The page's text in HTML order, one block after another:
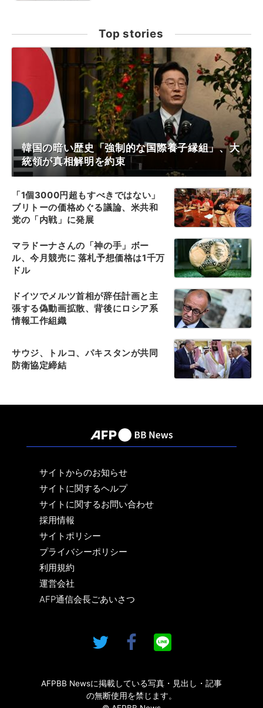
Top stories
韓国の暗い歴史「強制的な国際養子縁組」、大
統領が真相解明を約束
「1個3000円超もすべきではない」
ブリトーの価格めぐる議論、米共和
党の「内戦」に発展
マラドーナさんの「神の手」ボー
ル、今月競売に 落札予想価格は1千万
ドル
ドイツでメルツ首相が辞任計画と主
張する偽動画拡散、背後にロシア系
情報工作組織
サウジ、トルコ、パキスタンが共同
防衛協定締結
サイトからのお知らせ
サイトに関するヘルプ
サイトに関するお問い合わせ
採用情報
サイトポリシー
プライバシーポリシー
利用規約
運営会社
AFP通信会長ごあいさつ
AFPBB Newsに掲載している写真・見出し・記事
の無断使用を禁じます。